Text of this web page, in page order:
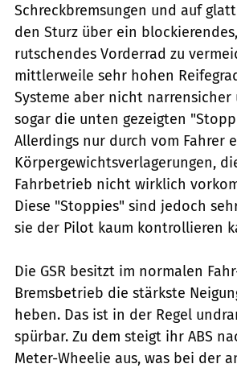
Schreckbremsungen und auf
den Sturz über ein
rutschendes Vorderrad zu
mittlerweile sehr hohen
Systeme aber nicht narrensicher
sogar die unten gezeigten
Allerdings nur durch vom Fahrer
Körpergewichtsverlagerungen,
Fahrbetrieb nicht wirklich
Diese "Stoppies" sind jedoch
sie der Pilot kaum kontrollieren
Die GSR besitzt im normalen
Bremsbetrieb die stärkste
heben. Das ist in der Regel
spürbar. Zu dem steigt ihr ABS
Meter-Wheelie aus, was bei der